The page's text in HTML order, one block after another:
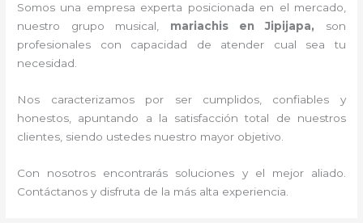
Somos una empresa experta posicionada en el mercado,
nuestro grupo musical, mariachis en Jipijapa, son
profesionales con capacidad de atender cual sea tu
necesidad.
Nos caracterizamos por ser cumplidos, confiables y
honestos, apuntando a la satisfacción total de nuestros
clientes, siendo ustedes nuestro mayor objetivo.
Con nosotros encontrarás soluciones y el mejor aliado.
Contáctanos y disfruta de la más alta experiencia.